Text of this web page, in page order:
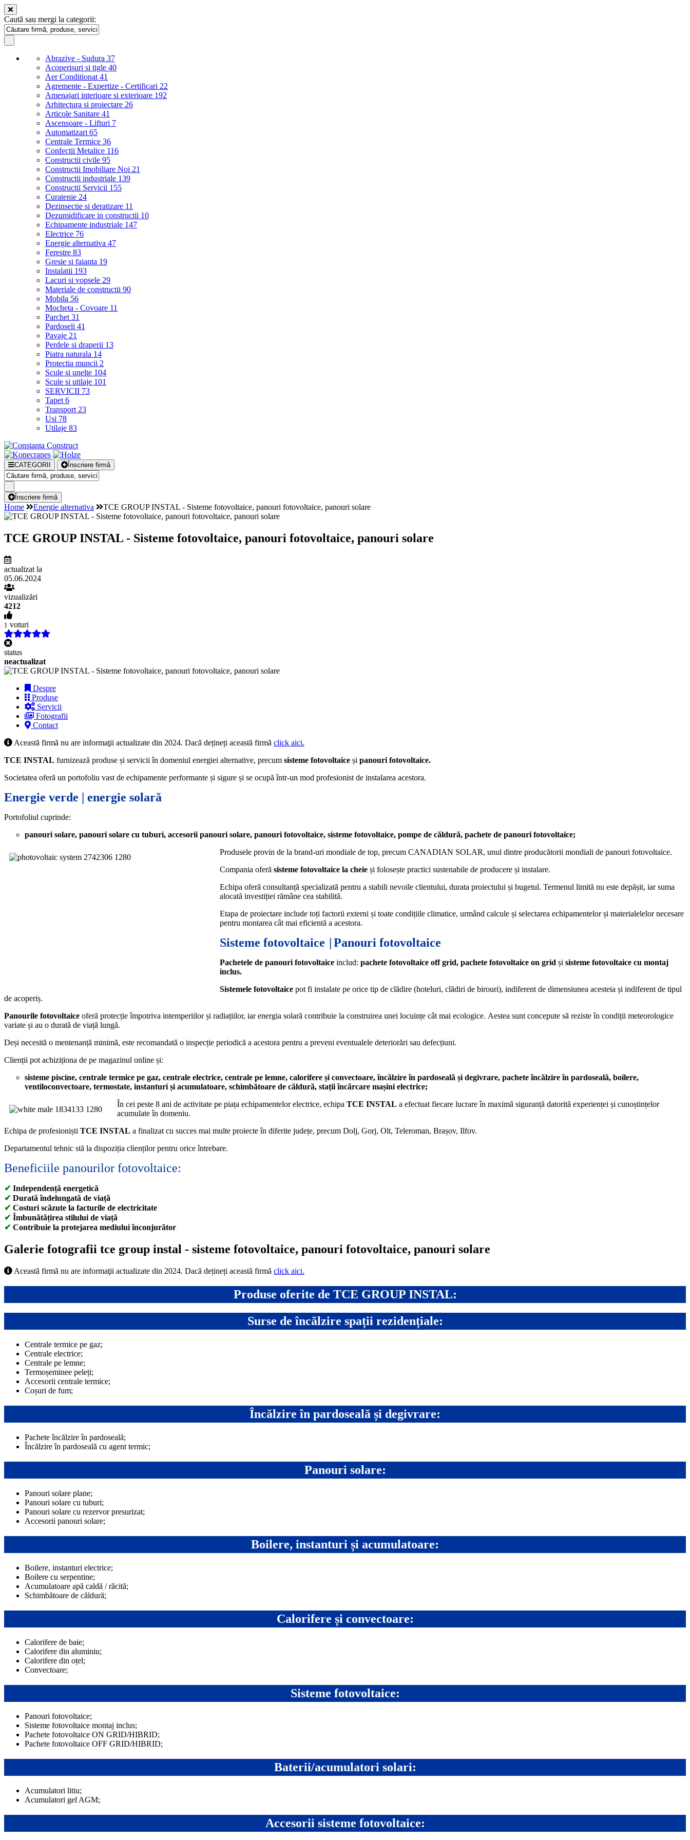
Caută sau mergi la categorii:
Abrazive - Sudura 37
Acoperisuri si tigle 40
Aer Conditionat 41
Agremente - Expertize - Certificari 22
Amenajari interioare si exterioare 192
Arhitectura si proiectare 26
Articole Sanitare 41
Ascensoare - Lifturi 7
Automatizari 65
Centrale Termice 36
Confectii Metalice 116
Constructii civile 95
Constructii Imobiliare Noi 21
Constructii industriale 139
Constructii Servicii 155
Curatenie 24
Dezinsectie si deratizare 11
Dezumidificare in constructii 10
Echipamente industriale 147
Electrice 76
Energie alternativa 47
Ferestre 83
Gresie si faianta 19
Instalatii 193
Lacuri si vopsele 29
Materiale de constructii 90
Mobila 56
Mocheta - Covoare 11
Parchet 31
Pardoseli 41
Pavaje 21
Perdele si draperii 13
Piatra naturala 14
Protectia muncii 2
Scule si unelte 104
Scule si utilaje 101
SERVICII 73
Tapet 6
Transport 23
Usi 78
Utilaje 83
CATEGORII Înscriere firmă
Înscriere firmă
Home Energie alternativa TCE GROUP INSTAL - Sisteme fotovoltaice, panouri fotovoltaice, panouri solare
TCE GROUP INSTAL - Sisteme fotovoltaice, panouri fotovoltaice, panouri solare
actualizat la
05.06.2024
vizualizări
4212
1 voturi
status
neactualizat
Despre
Produse
Servicii
Fotografii
Contact
Această firmă nu are informaţii actualizate din 2024. Dacă dețineți această firmă click aici.
TCE INSTAL furnizează produse și servicii în domeniul energiei alternative, precum sisteme fotovoltaice și panouri fotovoltaice.
Societatea oferă un portofoliu vast de echipamente performante și sigure și se ocupă într-un mod profesionist de instalarea acestora.
Energie verde | energie solară
Portofoliul cuprinde:
panouri solare, panouri solare cu tuburi, accesorii panouri solare, panouri fotovoltaice, sisteme fotovoltaice, pompe de căldură, pachete de panouri fotovoltaice;
Produsele provin de la brand-uri mondiale de top, precum CANADIAN SOLAR, unul dintre producătorii mondiali de panouri fotovoltaice.
Compania oferă sisteme fotovoltaice la cheie și folosește practici sustenabile de producere și instalare.
Echipa oferă consultanță specializată pentru a stabili nevoile clientului, durata proiectului și bugetul. Termenul limită nu este depășit, iar suma
alocată investiției rămâne cea stabilită.
Etapa de proiectare include toți factorii externi și toate condițiile climatice, urmând calcule și selectarea echipamentelor și materialelelor necesare
pentru montarea cât mai eficientă a acestora.
Sisteme fotovoltaice |Panouri fotovoltaice
Pachetele de panouri fotovoltaice includ: pachete fotovoltaice off grid, pachete fotovoltaice on grid și sisteme fotovoltaice cu montaj
inclus.
Sistemele fotovoltaice pot fi instalate pe orice tip de clădire (hoteluri, clădiri de birouri), indiferent de dimensiunea acesteia și indiferent de tipul
de acoperiș.
Panourile fotovoltaice oferă protecție împotriva intemperiilor și radiațiilor, iar energia solară contribuie la construirea unei locuințe cât mai ecologice. Aestea sunt concepute să reziste în condiții meteorologice
variate și au o durată de viață lungă.
Deși necesită o mentenanță minimă, este recomandată o inspecție periodică a acestora pentru a preveni eventualele deteriorări sau defecțiuni.
Clienții pot achiziționa de pe magazinul online și:
sisteme piscine, centrale termice pe gaz, centrale electrice, centrale pe lemne, calorifere și convectoare, încălzire în pardoseală și degivrare, pachete încălzire în pardoseală, boilere,
ventiloconvectoare, termostate, instanturi și acumulatoare, schimbătoare de căldură, stații încărcare mașini electrice;
În cei peste 8 ani de activitate pe piața echipamentelor electrice, echipa TCE INSTAL a efectuat fiecare lucrare în maximă siguranță datorită experienței și cunoștințelor
acumulate în domeniu.
Echipa de profesioniști TCE INSTAL a finalizat cu succes mai multe proiecte în diferite județe, precum Dolj, Gorj, Olt, Teleroman, Brașov, Ilfov.
Departamentul tehnic stă la dispoziția clienților pentru orice întrebare.
Beneficiile panourilor fotovoltaice:
✔ Independență energetică
✔ Durată îndelungată de viață
✔ Costuri scăzute la facturile de electricitate
✔ Îmbunătățirea stilului de viață
✔ Contribuie la protejarea mediului înconjurător
Galerie fotografii tce group instal - sisteme fotovoltaice, panouri fotovoltaice, panouri solare
Această firmă nu are informaţii actualizate din 2024. Dacă dețineți această firmă click aici.
Produse oferite de TCE GROUP INSTAL:
Surse de încălzire spații rezidențiale:
Centrale termice pe gaz;
Centrale electrice;
Centrale pe lemne;
Termoșeminee peleți;
Accesorii centrale termice;
Coșuri de fum;
Încălzire în pardoseală și degivrare:
Pachete încălzire în pardoseală;
Încălzire în pardoseală cu agent termic;
Panouri solare:
Panouri solare plane;
Panouri solare cu tuburi;
Panouri solare cu rezervor presurizat;
Accesorii panouri solare;
Boilere, instanturi și acumulatoare:
Boilere, instanturi electrice;
Boilere cu serpentine;
Acumulatoare apă caldă / răcită;
Schimbătoare de căldură;
Calorifere și convectoare:
Calorifere de baie;
Calorifere din aluminiu;
Calorifere din oțel;
Convectoare;
Sisteme fotovoltaice:
Panouri fotovoltaice;
Sisteme fotovoltaice montaj inclus;
Pachete fotovoltaice ON GRID/HIBRID;
Pachete fotovoltaice OFF GRID/HIBRID;
Baterii/acumulatori solari:
Acumulatori litiu;
Acumulatori gel AGM;
Accesorii sisteme fotovoltaice: